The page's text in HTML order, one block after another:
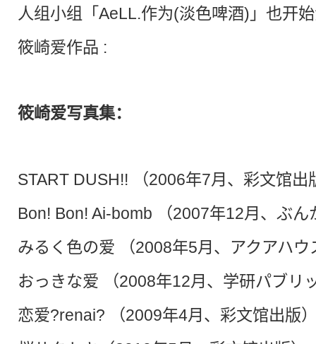
人组小组「AeLL.作为(淡色啤酒)」也开
筱崎爱作品 :
筱崎爱写真集：
START DUSH!! （2006年7月、彩文馆出
Bon! Bon! Ai-bomb （2007年12月、ぶん
みるく色の爱 （2008年5月、アクアハウ
おっきな爱 （2008年12月、学研パブリ
恋爱?renai? （2009年4月、彩文馆出版